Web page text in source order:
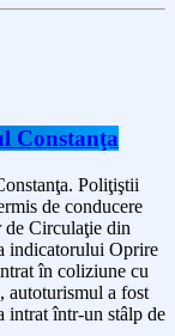
Constanţa
Poliţiştii
de conducere
de Circulaţie din
indicatorului Oprire
în coliziune cu
autoturismul a fost
intrat într-un stâlp de